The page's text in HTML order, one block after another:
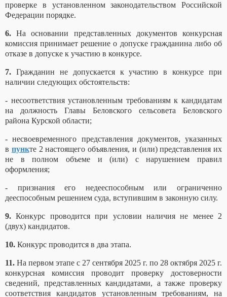
проверке в установленном законодательством Российской
Федерации порядке.
6. На основании представленных документов конкурсная
комиссия принимает решение о допуске гражданина либо об
отказе в допуске к участию в конкурсе.
7. Гражданин не допускается к участию в конкурсе при
наличии следующих обстоятельств:
- несоответствия установленным требованиям к кандидатам
на должность Главы Беловского сельсовета Беловского
района Курской области;
- несвоевременного представления документов, указанных
в пункте 2 настоящего объявления, и (или) представления их
не в полном объеме и (или) с нарушением правил
оформления;
- признания его недееспособным или ограниченно
дееспособным решением суда, вступившим в законную силу.
9. Конкурс проводится при условии наличия не менее 2
(двух) кандидатов.
10. Конкурс проводится в два этапа.
11. На первом этапе с 27 сентября 2025 г. по 28 октября 2025 г.
конкурсная комиссия проводит проверку достоверности
сведений, представленных кандидатами, а также проверку
соответствия кандидатов установленным требованиям, на